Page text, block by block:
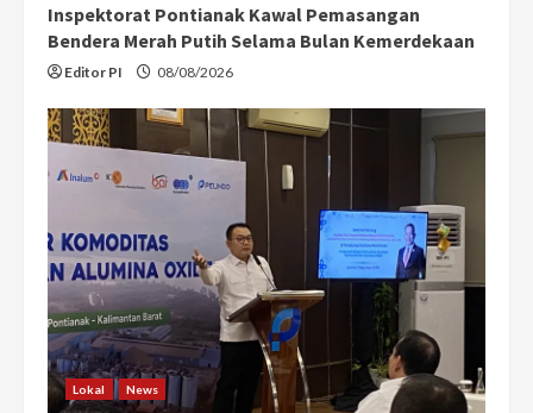
Inspektorat Pontianak Kawal Pemasangan
Bendera Merah Putih Selama Bulan Kemerdekaan
Editor PI 08/08/2026
Lokal News